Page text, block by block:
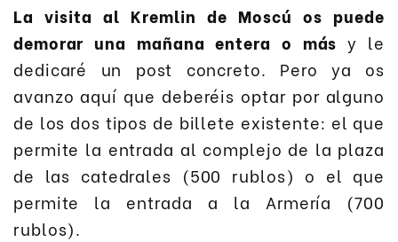
La visita al Kremlin de Moscú os puede
demorar una mañana entera o más y le
dedicaré un post concreto. Pero ya os
avanzo aquí que deberéis optar por alguno
de los dos tipos de billete existente: el que
permite la entrada al complejo de la plaza
de las catedrales (500 rublos) o el que
permite la entrada a la Armería (700
rublos).